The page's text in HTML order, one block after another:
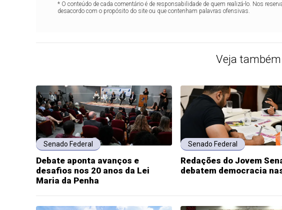
* O conteúdo de cada comentário é de responsabilidade de quem realizá-lo. Nos
desacordo com o propósito do site ou que contenham palavras ofensivas.
Veja também
Senado Federal
Debate aponta avanços e
desafios nos 20 anos da Lei
Maria da Penha
Senado Federal
Redações do Jovem
debatem democracia